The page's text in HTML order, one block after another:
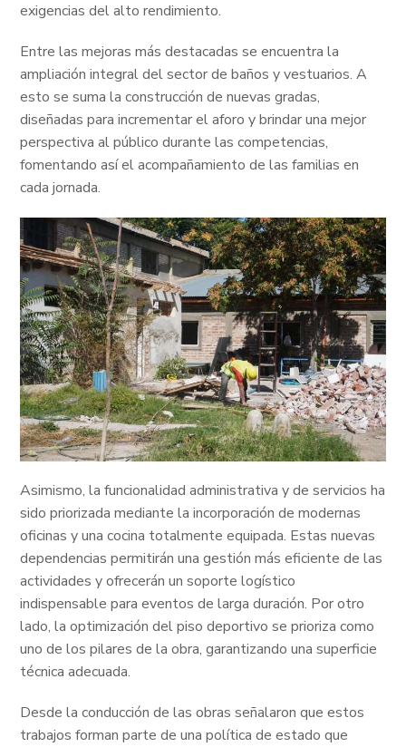
exigencias del alto rendimiento.
Entre las mejoras más destacadas se encuentra la
ampliación integral del sector de baños y vestuarios. A
esto se suma la construcción de nuevas gradas,
diseñadas para incrementar el aforo y brindar una mejor
perspectiva al público durante las competencias,
fomentando así el acompañamiento de las familias en
cada jornada.
Asimismo, la funcionalidad administrativa y de servicios ha
sido priorizada mediante la incorporación de modernas
oficinas y una cocina totalmente equipada. Estas nuevas
dependencias permitirán una gestión más eficiente de las
actividades y ofrecerán un soporte logístico
indispensable para eventos de larga duración. Por otro
lado, la optimización del piso deportivo se prioriza como
uno de los pilares de la obra, garantizando una superficie
técnica adecuada.
Desde la conducción de las obras señalaron que estos
trabajos forman parte de una política de estado que